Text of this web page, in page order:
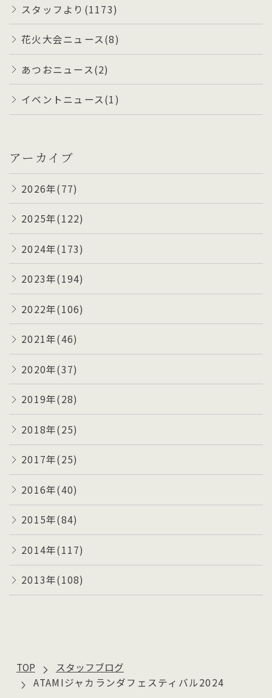
スタッフより(1173)
花火大会ニュース(8)
あつおニュース(2)
イベントニュース(1)
アーカイブ
2026年(77)
2025年(122)
2024年(173)
2023年(194)
2022年(106)
2021年(46)
2020年(37)
2019年(28)
2018年(25)
2017年(25)
2016年(40)
2015年(84)
2014年(117)
2013年(108)
TOP
スタッフブログ
ATAMIジャカランダフェスティバル2024